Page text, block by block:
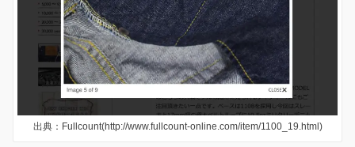
出典：Fullcount(http://www.fullcount-online.com/item/1100_19.html)